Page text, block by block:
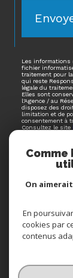
Les informations
fichier
traitement pour
qui reste
légale du
Elles sont
l'Agence / au
disposez des
limitation et de
consentement à
Consultez le site
vous estimez,
Informatique et
réclamation à la
d'opposition au
vous inscrire ici :
des Données
Ce site est
Conditions
Comme
On
En
cookies par
contenus